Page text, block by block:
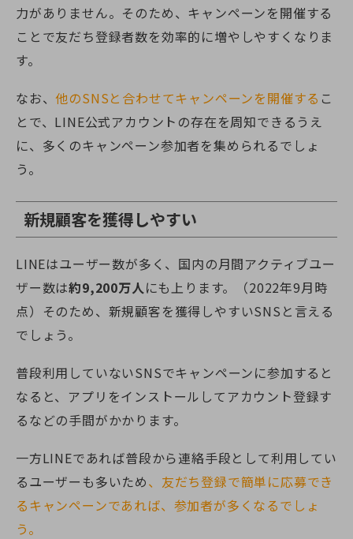
力がありません。そのため、キャンペーンを開催する
ことで友だち登録者数を効率的に増やしやすくなりま
す。
なお、他のSNSと合わせてキャンペーンを開催する こ
とで、LINE公式アカウントの存在を周知できるうえ
に、多くのキャンペーン参加者を集められるでしょ
う。
新規顧客を獲得しやすい
LINEはユーザー数が多く、国内の月間アクティブユー
ザー数は約9,200万人 にも上ります。（2022年9月時
点）そのため、新規顧客を獲得しやすいSNSと言える
でしょう。
普段利用していないSNSでキャンペーンに参加すると
なると、アプリをインストールしてアカウント登録す
るなどの手間がかかります。
一方LINEであれば普段から連絡手段として利用してい
るユーザーも多いため、友だち登録で簡単に応募でき
るキャンペーンであれば、参加者が多くなるでしょ
う。